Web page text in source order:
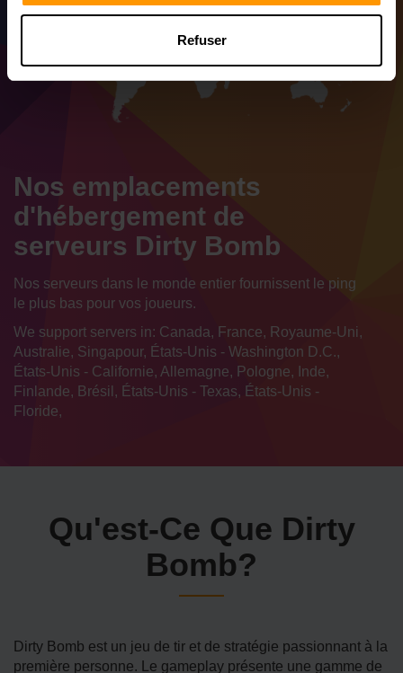
Refuser
Nos emplacements
d'hébergement de
serveurs Dirty Bomb
Nos serveurs dans le monde entier fournissent le ping
le plus bas pour vos joueurs.
We support servers in: Canada, France, Royaume-Uni,
Australie, Singapour, États-Unis - Washington D.C.,
États-Unis - Californie, Allemagne, Pologne, Inde,
Finlande, Brésil, États-Unis - Texas, États-Unis -
Floride,
Qu'est-Ce Que Dirty
Bomb?
Dirty Bomb est un jeu de tir et de stratégie passionnant à la
première personne. Le gameplay présente une gamme de